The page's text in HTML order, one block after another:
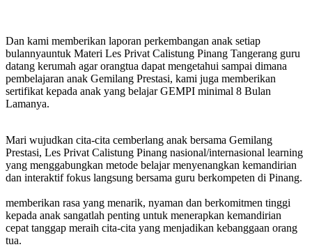
Dan kami memberikan laporan perkembangan anak setiap
bulannyauntuk Materi Les Privat Calistung Pinang Tangerang guru
datang kerumah agar orangtua dapat mengetahui sampai dimana
pembelajaran anak Gemilang Prestasi, kami juga memberikan
sertifikat kepada anak yang belajar GEMPI minimal 8 Bulan
Lamanya.
Mari wujudkan cita-cita cemberlang anak bersama Gemilang
Prestasi, Les Privat Calistung Pinang nasional/internasional learning
yang menggabungkan metode belajar menyenangkan kemandirian
dan interaktif fokus langsung bersama guru berkompeten di Pinang.
memberikan rasa yang menarik, nyaman dan berkomitmen tinggi
kepada anak sangatlah penting untuk menerapkan kemandirian
cepat tanggap meraih cita-cita yang menjadikan kebanggaan orang
tua.